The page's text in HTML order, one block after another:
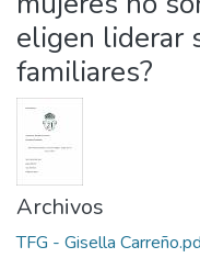
eligen liderar
familiares?
Archivos
TFG - Gisella